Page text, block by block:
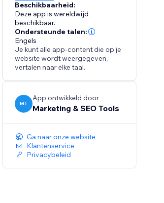
Beschikbaarheid:
Deze app is wereldwijd
beschikbaar.
Ondersteunde talen:
Engels
Je kunt alle app-content die op je
website wordt weergegeven,
vertalen naar elke taal.
MT
App ontwikkeld door
Marketing & SEO Tools
Ga naar onze website
Klantenservice
Privacybeleid